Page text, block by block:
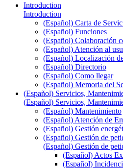
Introduction
Introduction
(Español) Carta de
(Español) Funciones
(Español) Colaboración
(Español) Atención al
(Español) Localización
(Español) Directorio
(Español) Como llegar
(Español) Memoria del
(Español) Servicios,
(Español) Servicios,
(Español) Mantenimiento
(Español) Atención de
(Español) Gestión
(Español) Gestión de
(Español) Gestión de
(Español) Actos
(Español)